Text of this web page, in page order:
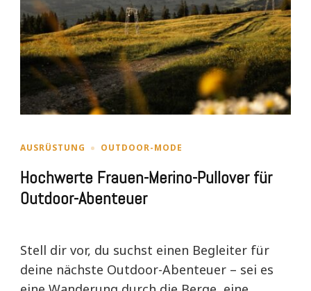
AUSRÜSTUNG OUTDOOR-MODE
Hochwerte Frauen-Merino-Pullover für
Outdoor-Abenteuer
Stell dir vor, du suchst einen Begleiter für
deine nächste Outdoor-Abenteuer – sei es